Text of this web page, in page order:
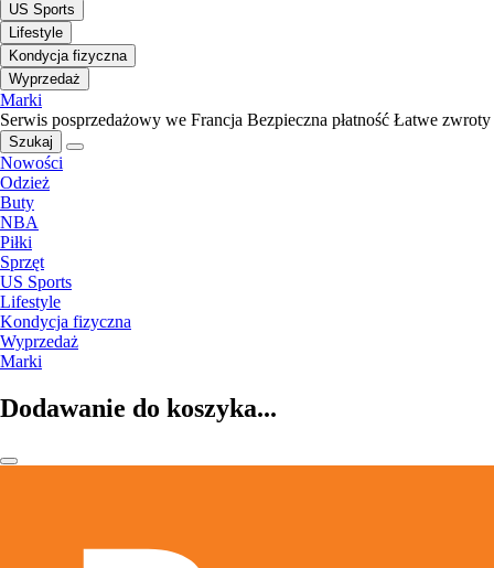
US Sports
Lifestyle
Kondycja fizyczna
Wyprzedaż
Marki
Serwis posprzedażowy we Francja Bezpieczna płatność Łatwe zwroty
Szukaj
Nowości
Odzież
Buty
NBA
Piłki
Sprzęt
US Sports
Lifestyle
Kondycja fizyczna
Wyprzedaż
Marki
Dodawanie do koszyka...